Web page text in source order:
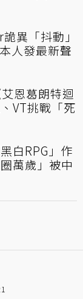
異「抖動」
人發最新聲
恩葛朗特迴
VT挑戰「死
白RPG」作
萬歲」被中